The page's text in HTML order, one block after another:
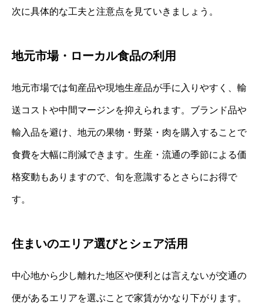
次に具体的な工夫と注意点を見ていきましょう。
地元市場・ローカル食品の利用
地元市場では旬産品や現地生産品が手に入りやすく、輸
送コストや中間マージンを抑えられます。ブランド品や
輸入品を避け、地元の果物・野菜・肉を購入することで
食費を大幅に削減できます。生産・流通の季節による価
格変動もありますので、旬を意識するとさらにお得で
す。
住まいのエリア選びとシェア活用
中心地から少し離れた地区や便利とは言えないが交通の
便があるエリアを選ぶことで家賃がかなり下がります。